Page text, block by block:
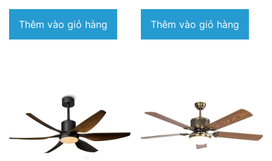
Thêm vào giỏ hàng Thêm vào giỏ hàng